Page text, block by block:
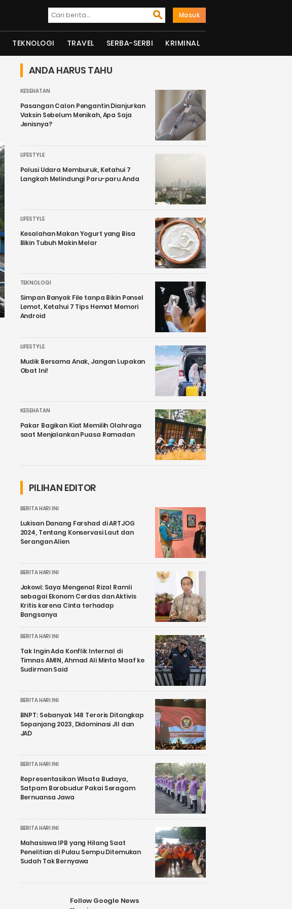
Masuk
TEKNOLOGI TRAVEL SERBA-SERBI KRIMINAL
ANDA HARUS TAHU
KESEHATAN
Pasangan Calon Pengantin Dianjurkan
Vaksin Sebelum Menikah, Apa Saja
Jenisnya?
LIFESTYLE
Polusi Udara Memburuk, Ketahui 7
Langkah Melindungi Paru-paru Anda
LIFESTYLE
Kesalahan Makan Yogurt yang Bisa
Bikin Tubuh Makin Melar
TEKNOLOGI
Simpan Banyak File tanpa Bikin Ponsel
Lemot, Ketahui 7 Tips Hemat Memori
Android
LIFESTYLE
Mudik Bersama Anak, Jangan Lupakan
Obat Ini!
KESEHATAN
Pakar Bagikan Kiat Memilih Olahraga
saat Menjalankan Puasa Ramadan
PILIHAN EDITOR
BERITA HARI INI
Lukisan Danang Farshad di ARTJOG
2024, Tentang Konservasi Laut dan
Serangan Alien
BERITA HARI INI
Jokowi: Saya Mengenal Rizal Ramli
sebagai Ekonom Cerdas dan Aktivis
Kritis karena Cinta terhadap
Bangsanya
BERITA HARI INI
Tak Ingin Ada Konflik Internal di
Timnas AMIN, Ahmad Ali Minta Maaf ke
Sudirman Said
BERITA HARI INI
BNPT: Sebanyak 148 Teroris Ditangkap
Sepanjang 2023, Didominasi JII dan
JAD
BERITA HARI INI
Representasikan Wisata Budaya,
Satpam Borobudur Pakai Seragam
Bernuansa Jawa
BERITA HARI INI
Mahasiswa IPB yang Hilang Saat
Penelitian di Pulau Sempu Ditemukan
Sudah Tak Bernyawa
Follow Google News